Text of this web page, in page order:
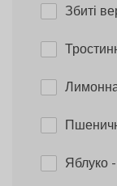
Збиті
Яблуко